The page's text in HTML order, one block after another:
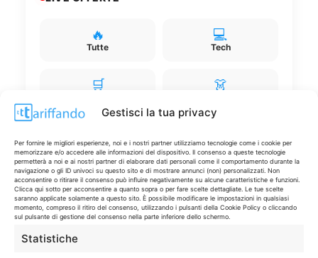
Gestisci la tua privacy
Per fornire le migliori esperienze, noi e i nostri partner utilizziamo tecnologie come i cookie per
memorizzare e/o accedere alle informazioni del dispositivo. Il consenso a queste tecnologie
permetterà a noi e ai nostri partner di elaborare dati personali come il comportamento durante la
navigazione o gli ID univoci su questo sito e di mostrare annunci (non) personalizzati. Non
acconsentire o ritirare il consenso può influire negativamente su alcune caratteristiche e funzioni.
Clicca qui sotto per acconsentire a quanto sopra o per fare scelte dettagliate. Le tue scelte
saranno applicate solamente a questo sito. È possibile modificare le impostazioni in qualsiasi
momento, compreso il ritiro del consenso, utilizzando i pulsanti della Cookie Policy o cliccando
sul pulsante di gestione del consenso nella parte inferiore dello schermo.
Statistiche
🔥
Tutte
💻
Tech
🛒 👗
Casa Extra
Disclaimer